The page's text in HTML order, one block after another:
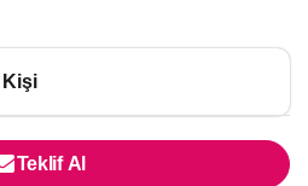
Kişi
Teklif Al